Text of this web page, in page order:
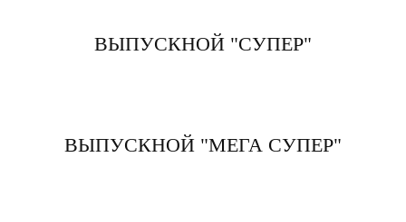
ВЫПУСКНОЙ "СУПЕР"
ВЫПУСКНОЙ "МЕГА СУПЕР"